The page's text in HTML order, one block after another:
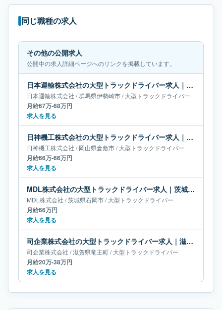
同じ職種の求人
その他の公開求人
公開中の求人詳細ページへのリンクを掲載しています。
日本運輸株式会社の大型トラックドライバー求人｜群馬県伊勢崎市｜月給67万-68万円
日本運輸株式会社 /群馬県伊勢崎市/大型トラックドライバー
月給67万-68万円
求人を見る
日神機工株式会社の大型トラックドライバー求人｜岡山県倉敷市｜月給66万-66万円
日神機工株式会社 /岡山県倉敷市/大型トラックドライバー
月給66万-66万円
求人を見る
MDL株式会社の大型トラックドライバー求人｜茨城県石岡市｜月給66万円
MDL株式会社 /茨城県石岡市/大型トラックドライバー
月給66万円
求人を見る
司企業株式会社の大型トラックドライバー求人｜滋賀県竜王町｜月給20万-38万円
司企業株式会社 /滋賀県竜王町/大型トラックドライバー
月給20万-38万円
求人を見る